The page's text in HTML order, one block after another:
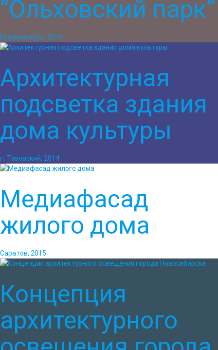
“Ольховский парк”
Екатеринбург, 2016
Архитектурная
подсветка здания
дома культуры
п. Тазовский, 2014
Медиафасад
жилого дома
Саратов, 2015
Концепция
архитектурного